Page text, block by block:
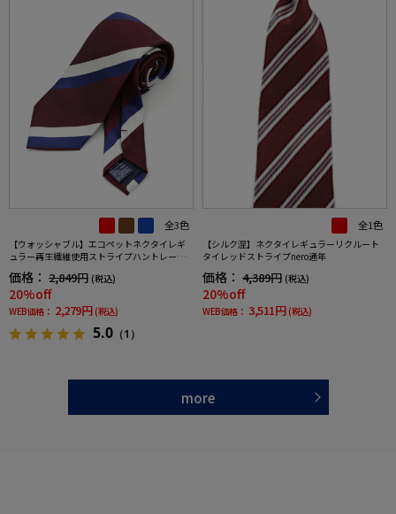
全3色
【ウォッシャブル】エコペットネクタイレギ
ュラー再生繊維使用ストライプハントレーク
価格： 2,849円 (税込)
20%off
WEB価格： 2,279円 (税込)
5.0 （1）
全1色
【シルク混】ネクタイレギュラーリクルート
タイレッドストライプnero通年
価格： 4,389円 (税込)
20%off
WEB価格： 3,511円 (税込)
more